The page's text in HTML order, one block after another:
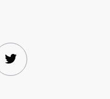
Twitter